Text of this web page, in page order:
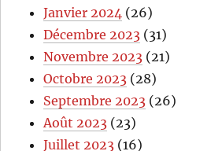
Janvier 2024 (26)
Décembre 2023 (31)
Novembre 2023 (21)
Octobre 2023 (28)
Septembre 2023 (26)
Août 2023 (23)
Juillet 2023 (16)